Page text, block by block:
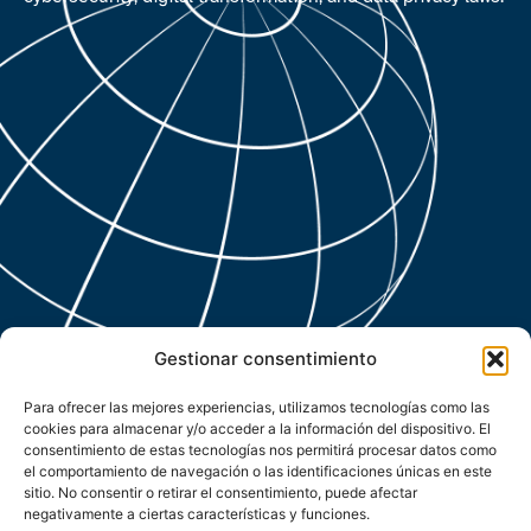
Gestionar consentimiento
Para ofrecer las mejores experiencias, utilizamos tecnologías como las
cookies para almacenar y/o acceder a la información del dispositivo. El
consentimiento de estas tecnologías nos permitirá procesar datos como
el comportamiento de navegación o las identificaciones únicas en este
sitio. No consentir o retirar el consentimiento, puede afectar
negativamente a ciertas características y funciones.